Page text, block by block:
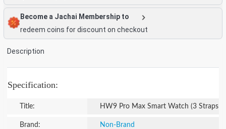
Become a Jachai Membership to
redeem coins for discount on checkout
Description
Specification:
Title: HW9 Pro Max Smart Watch (3 Straps
Brand: Non-Brand